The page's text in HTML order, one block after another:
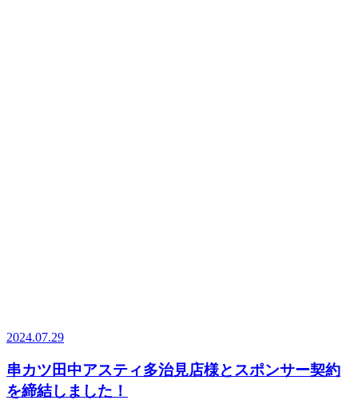
2024.07.29
串カツ田中アスティ多治見店様とスポンサー契約
を締結しました！